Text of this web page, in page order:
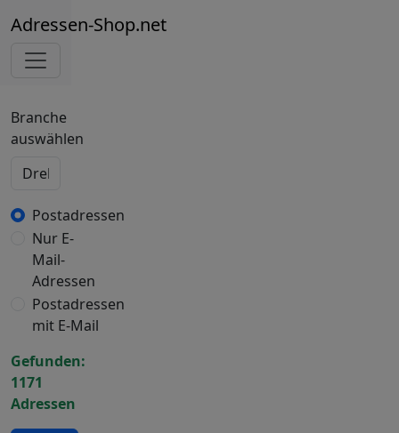
Adressen-Shop.net
Branche
auswählen
Postadressen
Nur E-
Mail-
Adressen
Postadressen
mit E-Mail
Gefunden:
1171
Adressen